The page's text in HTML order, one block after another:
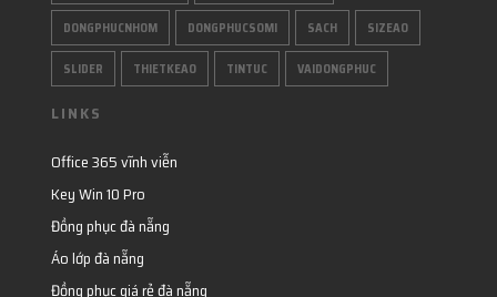
DONGPHUCNHOM DONGPHUCSOMI SACH SIZEAO
SLIDER THIETKEAO TINTUC VAIDONGPHUC
LINKS
Office 365 vĩnh viễn
Key Win 10 Pro
Đồng phục đà nẵng
Áo lớp đà nẵng
Đồng phục giá rẻ đà nẵng